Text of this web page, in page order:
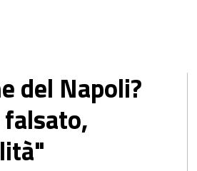
del Napoli?